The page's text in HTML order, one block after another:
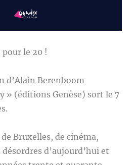
le 20 !
d’Alain Berenboom
» (éditions Genèse) sort le 7
Bruxelles, de cinéma,
d’aujourd’hui et